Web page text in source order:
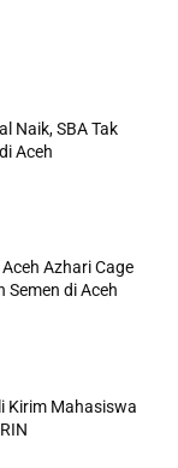
Naik, SBA Tak
Aceh
Azhari Cage
Semen di Aceh
Kirim Mahasiswa